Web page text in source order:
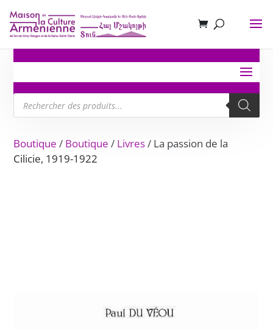
Recherche
de
produits
Boutique / Boutique / Livres/ La passion de la
Cilicie, 1919-1922